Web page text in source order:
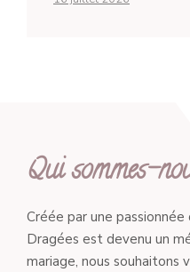
Qui sommes-
Créée par une
Dragées est devenu un
mariage, nous souhaitons